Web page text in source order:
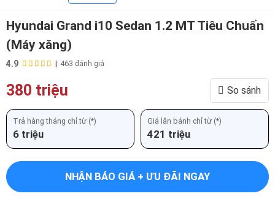
Hyundai Grand i10 Sedan 1.2 MT Tiêu Chuẩn
(Máy xăng)
4.9 | 463 đánh giá
380 triệu So sánh
Trả hàng tháng chỉ từ (*)
6 triệu
Giá lăn bánh chỉ từ (*)
421 triệu
NHẬN BÁO GIÁ + ƯU ĐÃI NGAY